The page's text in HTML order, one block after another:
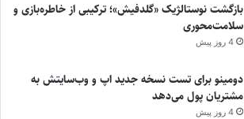
بازگشت نوستالژیک «گلدفیش»؛ ترکیبی از خاطره‌بازی و
سلامت‌محوری
4 روز پیش
دومینو برای تست نسخه جدید اپ و وب‌سایتش به
مشتریان پول می‌دهد
4 روز پیش